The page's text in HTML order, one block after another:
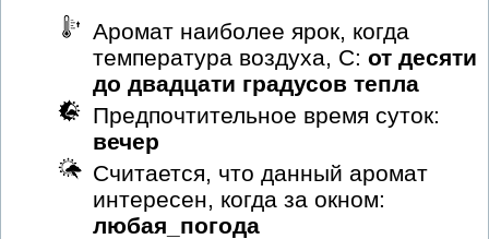
Аромат наиболее ярок, когда
температура воздуха, С: от десяти
до двадцати градусов тепла
Предпочтительное время суток:
вечер
Считается, что данный аромат
интересен, когда за окном:
любая_погода